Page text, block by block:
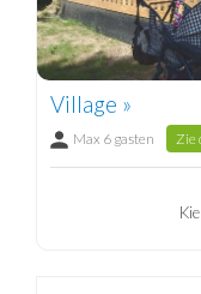
Village »
Max 6 gasten Zie